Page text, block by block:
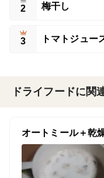
2 梅干し
3 トマトジュー
ドライフードに関
オートミール＋乾